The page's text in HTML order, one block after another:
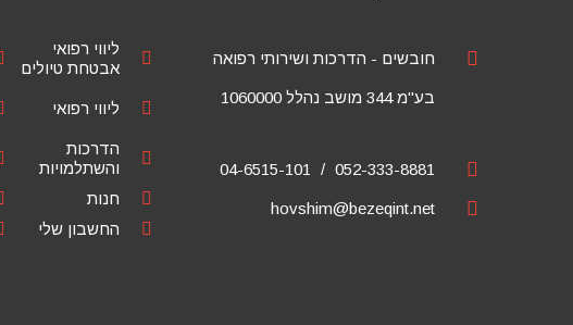
חובשים - הדרכות ושירותי רפואה
בע"מ 344 מושב נהלל 1060000
052-333-8881
04-6515-101
hovshim@bezeqint.net
ליווי רפואי
אבטחת טיולים
ליווי רפואי
הדרכות
והשתלמויות
חנות
החשבון שלי